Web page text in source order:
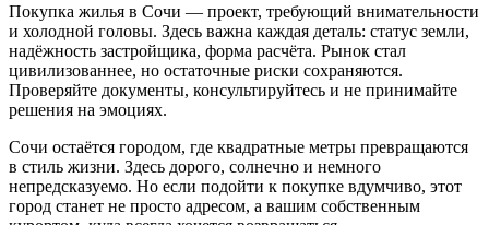
Покупка жилья в Сочи — проект, требующий внимательности
и холодной головы. Здесь важна каждая деталь: статус земли,
надёжность застройщика, форма расчёта. Рынок стал
цивилизованнее, но остаточные риски сохраняются.
Проверяйте документы, консультируйтесь и не принимайте
решения на эмоциях.
Сочи остаётся городом, где квадратные метры превращаются
в стиль жизни. Здесь дорого, солнечно и немного
непредсказуемо. Но если подойти к покупке вдумчиво, этот
город станет не просто адресом, а вашим собственным